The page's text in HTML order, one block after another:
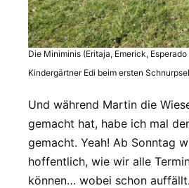
Die Miniminis (Eritaja, Emerick,
Kindergärtner Edi beim ersten
Und während Martin die
gemacht hat, habe ich mal
gemacht. Yeah! Ab Sonntag
hoffentlich, wie wir alle
können… wobei schon